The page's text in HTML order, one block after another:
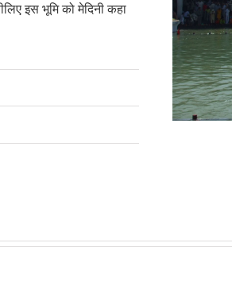
इस भूमि को मेदिनी कहा